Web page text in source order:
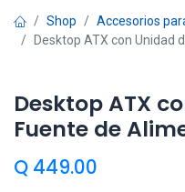
Shop
Accesorios
Desktop ATX con Unidad
Desktop ATX
Fuente de
Q 449.00